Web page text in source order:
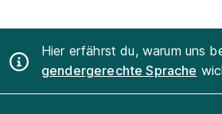
Hier erfährst du, warum uns
gendergerechte Sprache